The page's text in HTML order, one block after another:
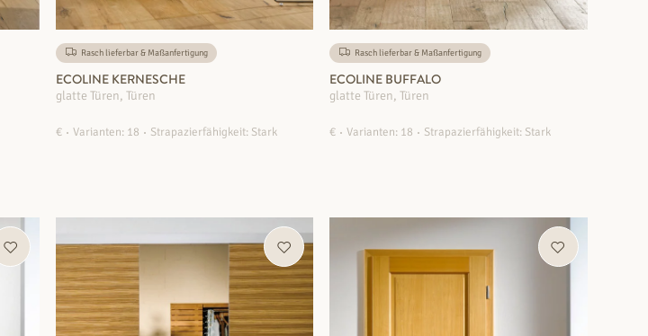
Rasch lieferbar & Maßanfertigung
ECOLINE KERNESCHE
glatte Türen, Türen
€ Varianten: 18 Strapazierfähigkeit: Stark
ZUM PRODUKT
Rasch lieferbar & Maßanfertigung
ECOLINE BUFFALO
glatte Türen, Türen
€ Varianten: 18 Strapazierfähigkeit: Stark
ZUM PRODUKT